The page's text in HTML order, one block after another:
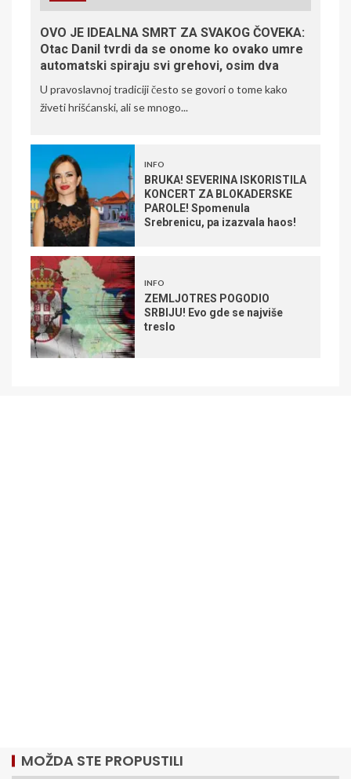
OVO JE IDEALNA SMRT ZA SVAKOG ČOVEKA:
Otac Danil tvrdi da se onome ko ovako umre
automatski spiraju svi grehovi, osim dva
U pravoslavnoj tradiciji često se govori o tome kako
živeti hrišćanski, ali se mnogo...
INFO
BRUKA! SEVERINA ISKORISTILA
KONCERT ZA BLOKADERSKE
PAROLE! Spomenula
Srebrenicu, pa izazvala haos!
INFO
ZEMLJOTRES POGODIO
SRBIJU! Evo gde se najviše
treslo
MOŽDA STE PROPUSTILI